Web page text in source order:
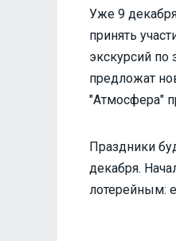
Уже 9
принять
экскурсий по
предложат
"Атмосфера"
Праздники
декабря.
лотерейным: